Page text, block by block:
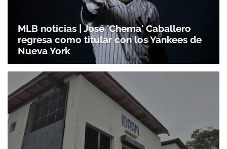
MLB noticias | José 'Chema' Caballero
regresa como titular con los Yankees de
Nueva York